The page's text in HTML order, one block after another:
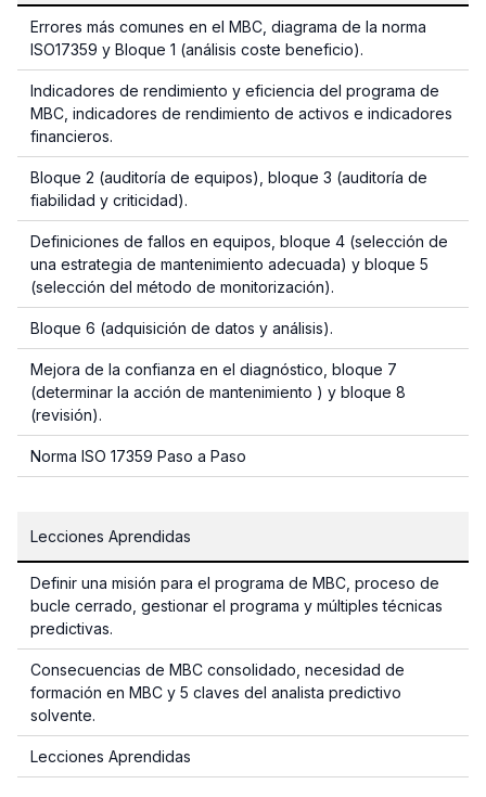
Errores más comunes en el MBC, diagrama de la norma
ISO17359 y Bloque 1 (análisis coste beneficio).
Indicadores de rendimiento y eficiencia del programa de
MBC, indicadores de rendimiento de activos e indicadores
financieros.
Bloque 2 (auditoría de equipos), bloque 3 (auditoría de
fiabilidad y criticidad).
Definiciones de fallos en equipos, bloque 4 (selección de
una estrategia de mantenimiento adecuada) y bloque 5
(selección del método de monitorización).
Bloque 6 (adquisición de datos y análisis).
Mejora de la confianza en el diagnóstico, bloque 7
(determinar la acción de mantenimiento ) y bloque 8
(revisión).
Norma ISO 17359 Paso a Paso
Lecciones Aprendidas
Definir una misión para el programa de MBC, proceso de
bucle cerrado, gestionar el programa y múltiples técnicas
predictivas.
Consecuencias de MBC consolidado, necesidad de
formación en MBC y 5 claves del analista predictivo
solvente.
Lecciones Aprendidas